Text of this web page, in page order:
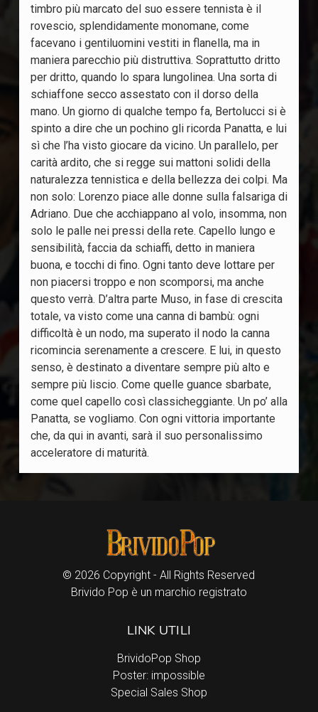
timbro più marcato del suo essere tennista è il
rovescio, splendidamente monomane, come
facevano i gentiluomini vestiti in flanella, ma in
maniera parecchio più distruttiva. Soprattutto dritto
per dritto, quando lo spara lungolinea. Una sorta di
schiaffone secco assestato con il dorso della
mano. Un giorno di qualche tempo fa, Bertolucci si è
spinto a dire che un pochino gli ricorda Panatta, e lui
sì che l’ha visto giocare da vicino. Un parallelo, per
carità ardito, che si regge sui mattoni solidi della
naturalezza tennistica e della bellezza dei colpi. Ma
non solo: Lorenzo piace alle donne sulla falsariga di
Adriano. Due che acchiappano al volo, insomma, non
solo le palle nei pressi della rete. Capello lungo e
sensibilità, faccia da schiaffi, detto in maniera
buona, e tocchi di fino. Ogni tanto deve lottare per
non piacersi troppo e non scomporsi, ma anche
questo verrà. D’altra parte Muso, in fase di crescita
totale, va visto come una canna di bambù: ogni
difficoltà è un nodo, ma superato il nodo la canna
ricomincia serenamente a crescere. E lui, in questo
senso, è destinato a diventare sempre più alto e
sempre più liscio. Come quelle guance sbarbate,
come quel capello così classicheggiante. Un po’ alla
Panatta, se vogliamo. Con ogni vittoria importante
che, da qui in avanti, sarà il suo personalissimo
acceleratore di maturità.
© 2026 Copyright - All Rights Reserved
Brivido Pop è un marchio registrato
LINK UTILI
BrividoPop Shop
Poster: impossible
Special Sales Shop